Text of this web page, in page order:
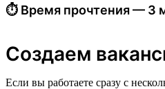
⏱ Время прочтения — 3
Создаем
Если вы работаете сразу с